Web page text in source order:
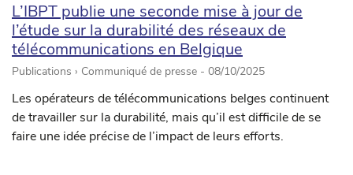
L’IBPT publie une seconde mise à jour de
l’étude sur la durabilité des réseaux de
télécommunications en Belgique
Publications › Communiqué de presse - 08/10/2025
Les opérateurs de télécommunications belges continuent
de travailler sur la durabilité, mais qu’il est difficile de se
faire une idée précise de l’impact de leurs efforts.